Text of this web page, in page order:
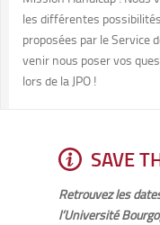
les différentes
proposées par le Service
venir nous poser vos
lors de la JPO !
SAVE
Retrouvez les
l’Université